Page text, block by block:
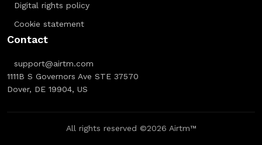
Digital rights policy
Cookie statement
Contact
support@airtm.com
1111B S Governors Ave STE 37570
Dover, DE 19904, US
All rights reserved ©2026 Airtm™